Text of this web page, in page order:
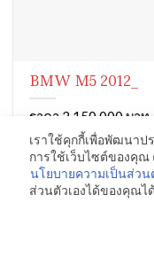
BMW M5 2012_
ราคา 2,150,000 บาท
เราใช้คุกกี้เพื่อพัฒนา
การใช้เว็บไซต์ของคุณ
นโยบายความเป็นส่วน
ส่วนตัวเองได้ของคุณไ